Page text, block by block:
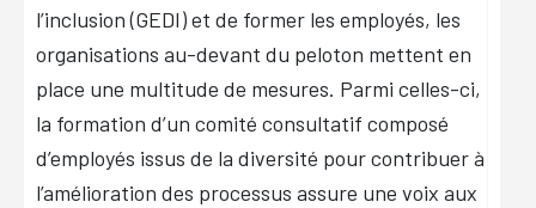
l’inclusion (GEDI) et de former les employés, les
organisations au-devant du peloton mettent en
place une multitude de mesures. Parmi celles-ci,
la formation d’un comité consultatif composé
d’employés issus de la diversité pour contribuer à
l’amélioration des processus assure une voix aux